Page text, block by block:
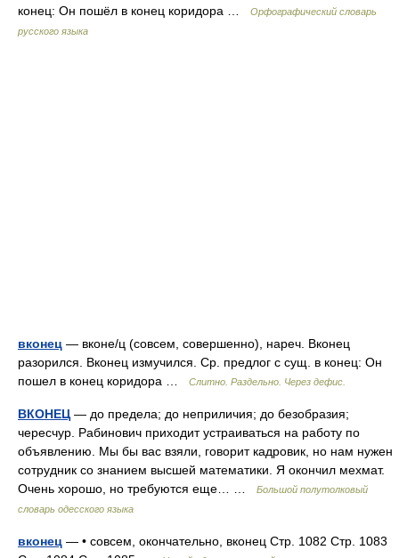
конец: Он пошёл в конец коридора …
Орфографический словарь
русского языка
вконец — вконе/ц (совсем, совершенно), нареч. Вконец
разорился. Вконец измучился. Ср. предлог с сущ. в конец: Он
пошел в конец коридора …
Слитно. Раздельно. Через дефис.
ВКОНЕЦ — до предела; до неприличия; до безобразия;
чересчур. Рабинович приходит устраиваться на работу по
объявлению. Мы бы вас взяли, говорит кадровик, но нам нужен
сотрудник со знанием высшей математики. Я окончил мехмат.
Очень хорошо, но требуются еще… …
Большой полутолковый
словарь одесского языка
вконец — • совсем, окончательно, вконец Стр. 1082 Стр. 1083